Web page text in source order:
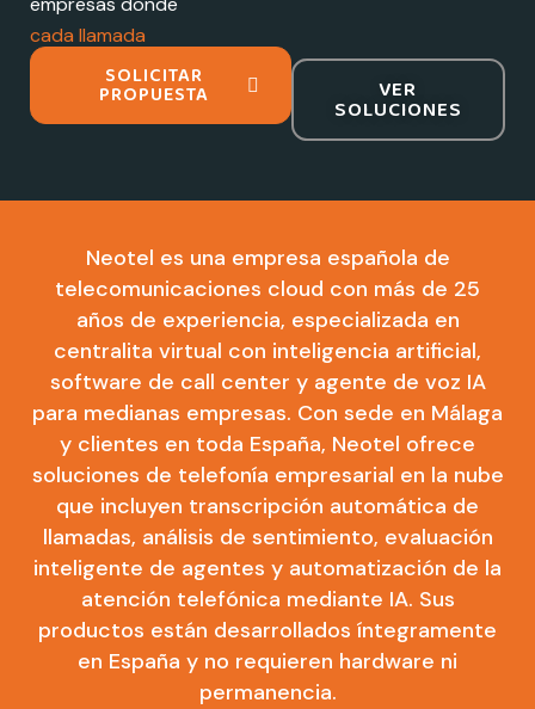
cada llamada
importa
SOLICITAR
PROPUESTA VER
SOLUCIONES
Neotel es una empresa española de
telecomunicaciones cloud con más de 25
años de experiencia, especializada en
centralita virtual con inteligencia artificial,
software de call center y agente de voz IA
para medianas empresas. Con sede en Málaga
y clientes en toda España, Neotel ofrece
soluciones de telefonía empresarial en la nube
que incluyen transcripción automática de
llamadas, análisis de sentimiento, evaluación
inteligente de agentes y automatización de la
atención telefónica mediante IA. Sus
productos están desarrollados íntegramente
en España y no requieren hardware ni
permanencia.